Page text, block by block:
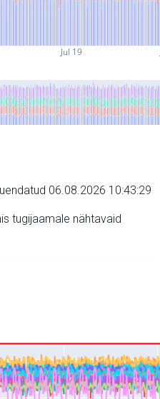
Jul 19
06.08.2026 10:43:29
tugijaamale nähtavaid